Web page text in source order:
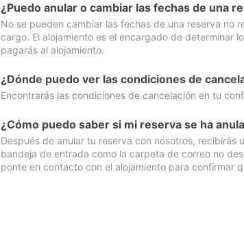
¿Puedo anular o cambiar las fechas de una
No se pueden cambiar las fechas de una reserva no
cargo. El alojamiento es el encargado de determinar
pagarás al alojamiento.
¿Dónde puedo ver las condiciones de
Encontrarás las condiciones de cancelación en tu
¿Cómo puedo saber si mi reserva se ha
Después de anular tu reserva con nosotros,
bandeja de entrada como la carpeta de correo no
ponte en contacto con el alojamiento para confirmar